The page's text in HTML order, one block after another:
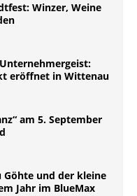
Winzer, Weine
eröffnet in Wittenau
am 5. September
Göhte und der kleine
Jahr im BlueMax